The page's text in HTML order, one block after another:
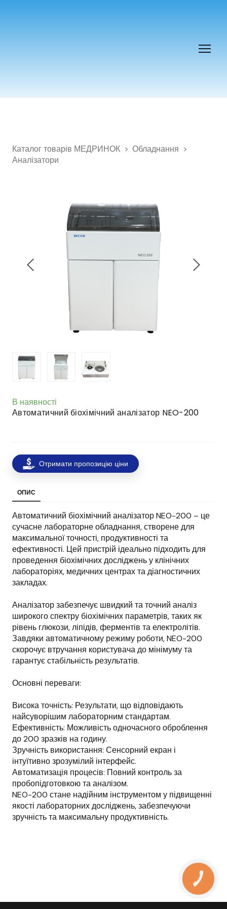
Каталог товарів МЕДРИНОК
Обладнання
Аналізатори
В наявності
Автоматичний біохімічний аналізатор NEO-200
Отримати пропозицію ціни
ОПИС
Автоматичний біохімічний аналізатор NEO-200 – це
сучасне лабораторне обладнання, створене для
максимальної точності, продуктивності та
ефективності. Цей пристрій ідеально підходить для
проведення біохімічних досліджень у клінічних
лабораторіях, медичних центрах та діагностичних
закладах.
Аналізатор забезпечує швидкий та точний аналіз
широкого спектру біохімічних параметрів, таких як
рівень глюкози, ліпідів, ферментів та електролітів.
Завдяки автоматичному режиму роботи, NEO-200
скорочує втручання користувача до мінімуму та
гарантує стабільність результатів.
Основні переваги:
Висока точність: Результати, що відповідають
найсуворішим лабораторним стандартам.
Ефективність: Можливість одночасного оброблення
до 200 зразків на годину.
Зручність використання: Сенсорний екран і
інтуїтивно зрозумілий інтерфейс.
Автоматизація процесів: Повний контроль за
пробопідготовкою та аналізом.
NEO-200 стане надійним інструментом у підвищенні
якості лабораторних досліджень, забезпечуючи
зручність та максимальну продуктивність.
КНОПКА
ЗВ'ЯЗКУ